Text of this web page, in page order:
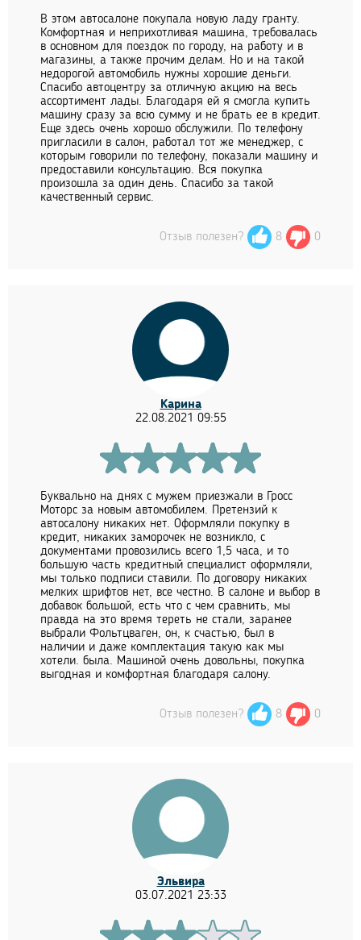
В этом автосалоне покупала новую ладу гранту.
Комфортная и неприхотливая машина, требовалась
в основном для поездок по городу, на работу и в
магазины, а также прочим делам. Но и на такой
недорогой автомобиль нужны хорошие деньги.
Спасибо автоцентру за отличную акцию на весь
ассортимент лады. Благодаря ей я смогла купить
машину сразу за всю сумму и не брать ее в кредит.
Еще здесь очень хорошо обслужили. По телефону
пригласили в салон, работал тот же менеджер, с
которым говорили по телефону, показали машину и
предоставили консультацию. Вся покупка
произошла за один день. Спасибо за такой
качественный сервис.
Отзыв полезен? 8 0
Карина
22.08.2021 09:55
Буквально на днях с мужем приезжали в Гросс
Моторс за новым автомобилем. Претензий к
автосалону никаких нет. Оформляли покупку в
кредит, никаких заморочек не возникло, с
документами провозились всего 1,5 часа, и то
большую часть кредитный специалист оформляли,
мы только подписи ставили. По договору никаких
мелких шрифтов нет, все честно. В салоне и выбор в
добавок большой, есть что с чем сравнить, мы
правда на это время тереть не стали, заранее
выбрали Фольтцваген, он, к счастью, был в
наличии и даже комплектация такую как мы
хотели. была. Машиной очень довольны, покупка
выгодная и комфортная благодаря салону.
Отзыв полезен? 8 0
Эльвира
03.07.2021 23:33